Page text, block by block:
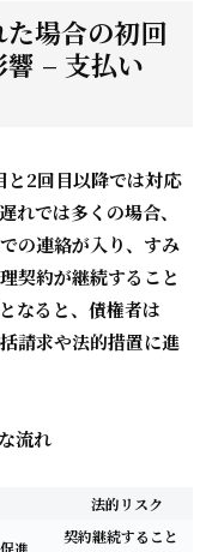
場合の初回
– 支払い
と2回目以降では対応
れでは多くの場合、
での連絡が入り、すみ
契約が継続すること
となると、債権者は
請求や法的措置に進
流れ
法的リスク
進
契約継続すること